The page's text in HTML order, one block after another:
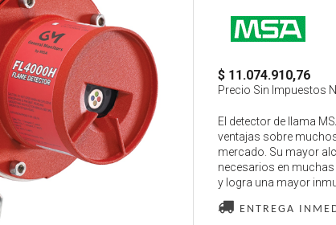
$ 11.074.910,76
Precio Sin Impuestos
El detector de llama
ventajas sobre
mercado. Su mayor
necesarios en
y logra una mayor
ENTREGA